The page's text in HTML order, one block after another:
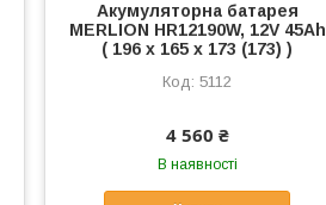
Акумуляторна батарея
MERLION HR12190W, 12V 45Ah
( 196 х 165 х 173 (173) )
5112
4 560 ₴
В наявності